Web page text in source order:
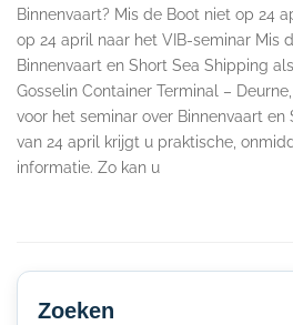
Binnenvaart? Mis de Boot niet op 24
op 24 april naar het VIB-seminar Mis
Binnenvaart en Short Sea Shipping
Gosselin Container Terminal –
voor het seminar over Binnenvaart en
van 24 april krijgt u praktische,
informatie. Zo kan u
Secondary
Sidebar
Zoeken